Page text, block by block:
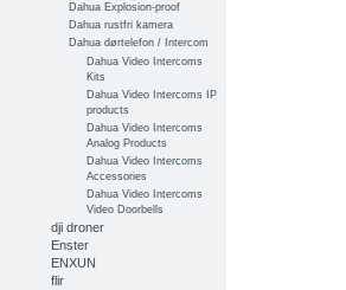
Dahua Explosion-proof
Dahua rustfri kamera
Dahua dørtelefon / Intercom
Dahua Video Intercoms
Kits
Dahua Video Intercoms IP
products
Dahua Video Intercoms
Analog Products
Dahua Video Intercoms
Accessories
Dahua Video Intercoms
Video Doorbells
dji droner
Enster
ENXUN
flir